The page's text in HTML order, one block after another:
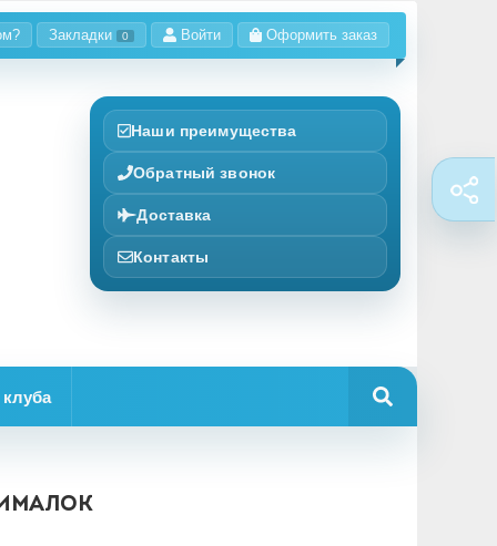
Закладки 0 Войти Оформить заказ
Наши преимущества
Обратный звонок
Доставка
Контакты